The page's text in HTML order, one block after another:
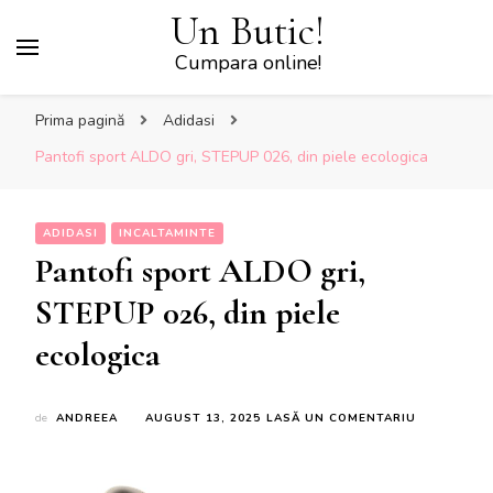
Un Butic!
Cumpara online!
Prima pagină
Adidasi
Pantofi sport ALDO gri, STEPUP 026, din piele ecologica
ADIDASI INCALTAMINTE
Pantofi sport ALDO gri,
STEPUP 026, din piele
ecologica
de ANDREEA AUGUST 13, 2025 LASĂ UN COMENTARIU